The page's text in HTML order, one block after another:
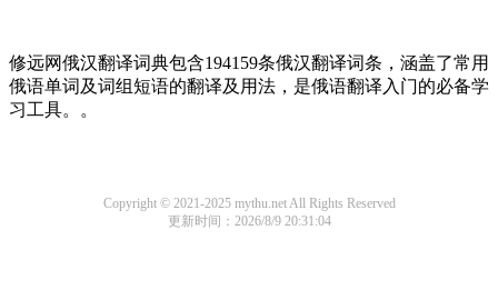
修远网俄汉翻译词典包含194159条俄汉翻译词条，涵盖了常用
俄语单词及词组短语的翻译及用法，是俄语翻译入门的必备学
习工具。。
Copyright © 2021-2025 mythu.net All Rights Reserved
更新时间：2026/8/9 20:31:04